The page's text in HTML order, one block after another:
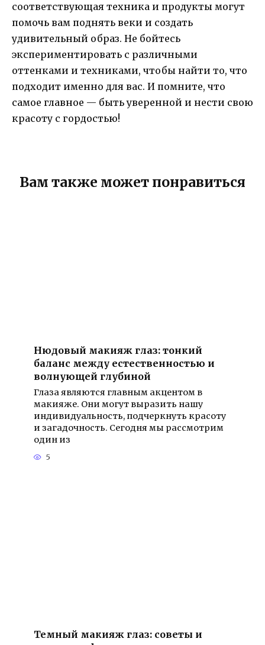
соответствующая техника и продукты могут
помочь вам поднять веки и создать
удивительный образ. Не бойтесь
экспериментировать с различными
оттенками и техниками, чтобы найти то, что
подходит именно для вас. И помните, что
самое главное — быть уверенной и нести свою
красоту с гордостью!
Вам также может понравиться
Нюдовый макияж глаз: тонкий
баланс между естественностью и
волнующей глубиной
Глаза являются главным акцентом в
макияже. Они могут выразить нашу
индивидуальность, подчеркнуть красоту
и загадочность. Сегодня мы рассмотрим
один из
5
Темный макияж глаз: советы и